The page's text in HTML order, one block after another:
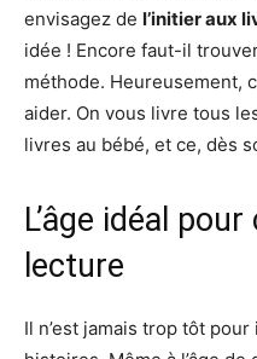
envisagez de l’initier aux
idée ! Encore faut-il
méthode. Heureusement,
aider. On vous livre tous
livres au bébé, et ce, dès
L’âge idéal
lecture
Il n’est jamais trop tôt